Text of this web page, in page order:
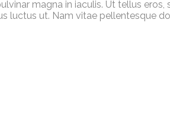
magna in iaculis. Ut tellus
luctus ut. Nam vitae pellentesque